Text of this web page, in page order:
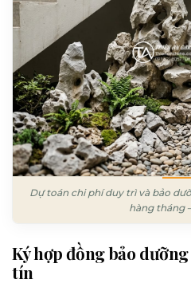
Dự toán chi phí duy trì và bảo
hàng tháng
Ký hợp đồng bảo
tín